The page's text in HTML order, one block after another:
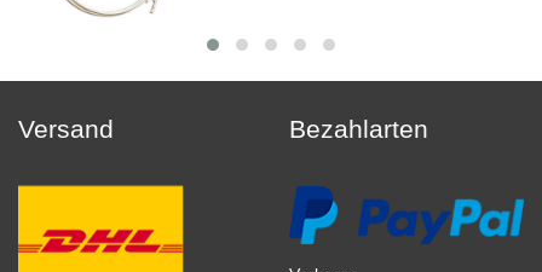
Versand Bezahlarten